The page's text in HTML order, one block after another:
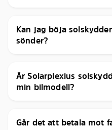
Kan jag böja
sönder?
Är Solarplexius
min bilmodell?
Går det att betala mot